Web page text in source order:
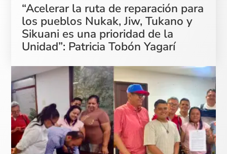
“Acelerar la ruta de reparación para
los pueblos Nukak, Jiw, Tukano y
Sikuani es una prioridad de la
Unidad”: Patricia Tobón Yagarí